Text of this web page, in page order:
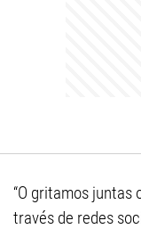
“O gritamos juntas
través de redes